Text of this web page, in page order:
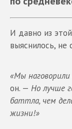
И давно из
выяснилось, не
«Мы
он. — Но лучше
баттла, чем
жизни!»